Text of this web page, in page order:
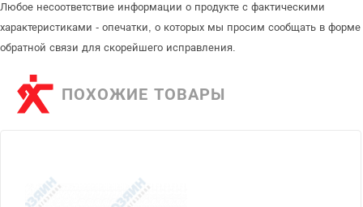
Любое несоответствие информации о продукте с фактическими
характеристиками - опечатки, о которых мы просим сообщать в форме
обратной связи для скорейшего исправления.
ПОХОЖИЕ ТОВАРЫ